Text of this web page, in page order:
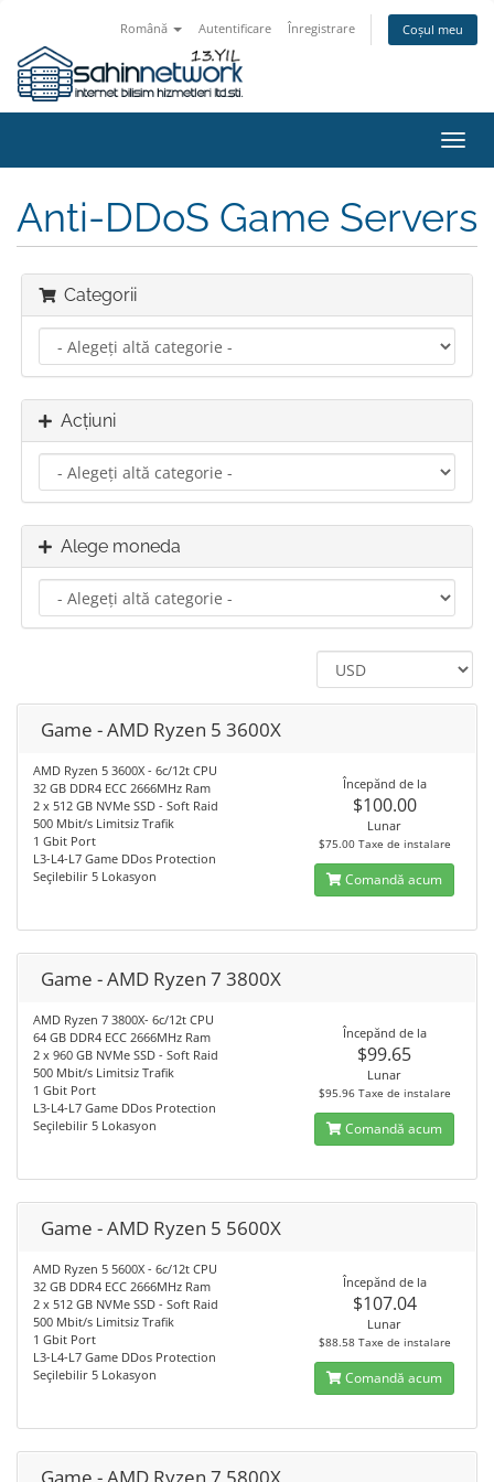
Română Autentificare Înregistrare Coșul meu
Anti-DDoS Game Servers
Categorii
Acțiuni
Alege moneda
Game - AMD Ryzen 5 3600X
AMD Ryzen 5 3600X - 6c/12t CPU
32 GB DDR4 ECC 2666MHz Ram
2 x 512 GB NVMe SSD - Soft Raid
500 Mbit/s Limitsiz Trafik
1 Gbit Port
L3-L4-L7 Game DDos Protection
Seçilebilir 5 Lokasyon
Începănd de la
$100.00
Lunar
$75.00 Taxe de instalare
Comandă acum
Game - AMD Ryzen 7 3800X
AMD Ryzen 7 3800X- 6c/12t CPU
64 GB DDR4 ECC 2666MHz Ram
2 x 960 GB NVMe SSD - Soft Raid
500 Mbit/s Limitsiz Trafik
1 Gbit Port
L3-L4-L7 Game DDos Protection
Seçilebilir 5 Lokasyon
Începănd de la
$99.65
Lunar
$95.96 Taxe de instalare
Comandă acum
Game - AMD Ryzen 5 5600X
AMD Ryzen 5 5600X - 6c/12t CPU
32 GB DDR4 ECC 2666MHz Ram
2 x 512 GB NVMe SSD - Soft Raid
500 Mbit/s Limitsiz Trafik
1 Gbit Port
L3-L4-L7 Game DDos Protection
Seçilebilir 5 Lokasyon
Începănd de la
$107.04
Lunar
$88.58 Taxe de instalare
Comandă acum